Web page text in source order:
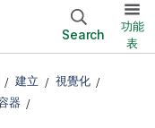
Search
功能
表
建立
視覺化
器